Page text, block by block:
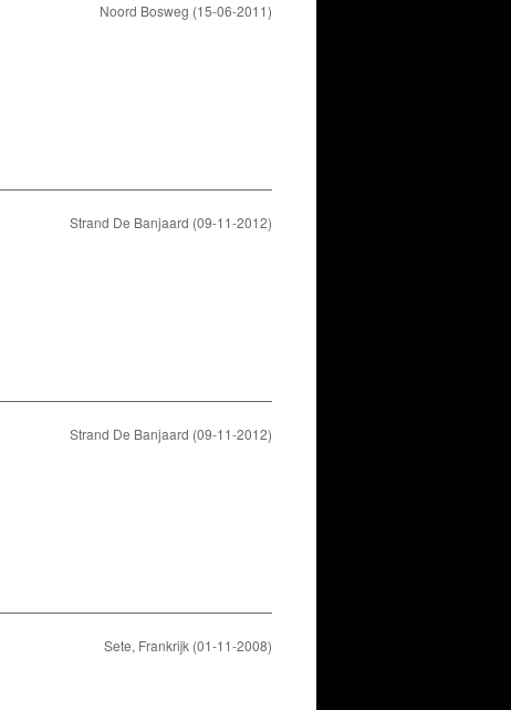
Noord Bosweg (15-06-2011)
Strand De Banjaard (09-11-2012)
Strand De Banjaard (09-11-2012)
Sete, Frankrijk (01-11-2008)